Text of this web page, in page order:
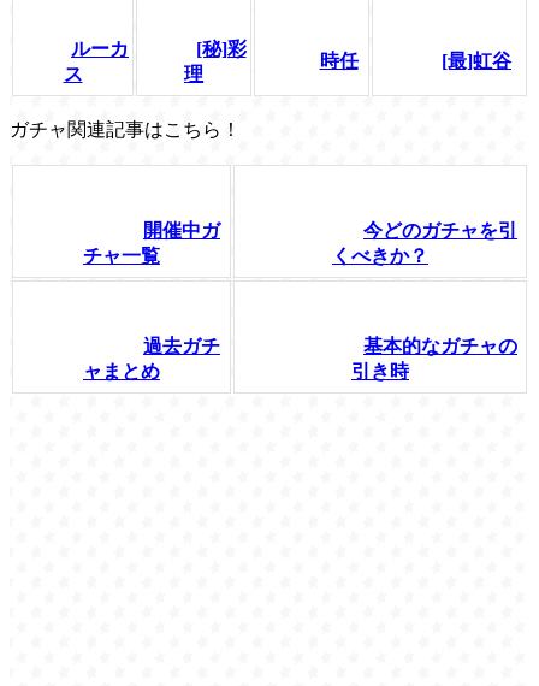
ルーカ
ス
[秘]彩
理
時任 [最]虹谷
ガチャ関連記事はこちら！
開催中ガ
チャ一覧
今どのガチャを引
くべきか？
過去ガチ
ャまとめ
基本的なガチャの
引き時